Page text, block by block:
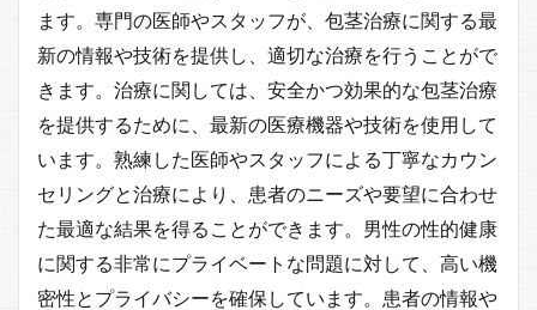
ます。専門の医師やスタッフが、包茎治療に関する最
新の情報や技術を提供し、適切な治療を行うことがで
きます。治療に関しては、安全かつ効果的な包茎治療
を提供するために、最新の医療機器や技術を使用して
います。熟練した医師やスタッフによる丁寧なカウン
セリングと治療により、患者のニーズや要望に合わせ
た最適な結果を得ることができます。男性の性的健康
に関する非常にプライベートな問題に対して、高い機
密性とプライバシーを確保しています。患者の情報や